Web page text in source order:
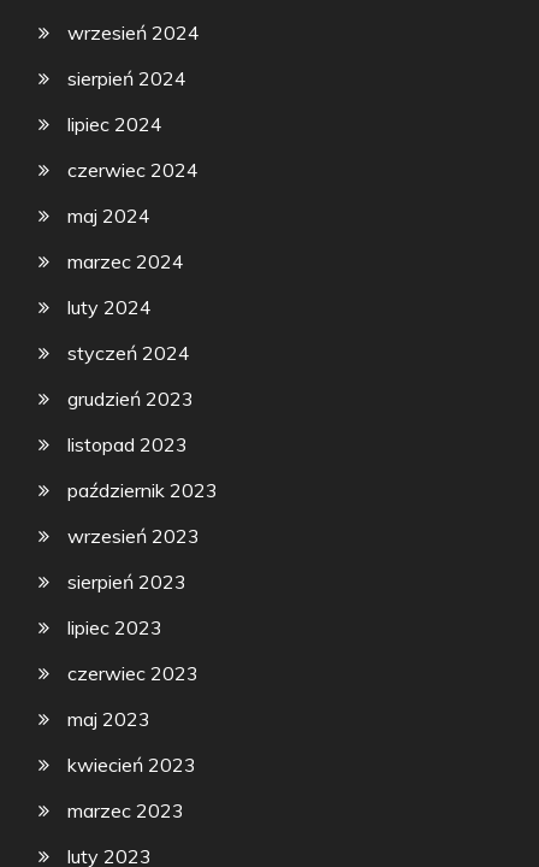
wrzesień 2024
sierpień 2024
lipiec 2024
czerwiec 2024
maj 2024
marzec 2024
luty 2024
styczeń 2024
grudzień 2023
listopad 2023
październik 2023
wrzesień 2023
sierpień 2023
lipiec 2023
czerwiec 2023
maj 2023
kwiecień 2023
marzec 2023
luty 2023